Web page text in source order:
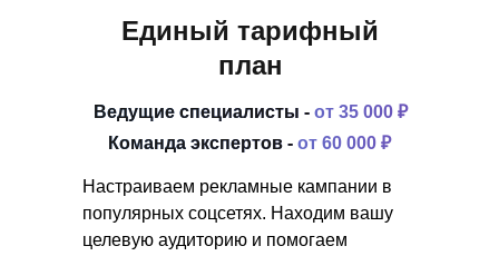
Единый тарифный
план
Настраиваем рекламные кампании в
популярных соцсетях. Находим вашу
целевую аудиторию и помогаем
Ведущие специалисты -от 35 000 ₽
Команда экспертов - от 60 000 ₽